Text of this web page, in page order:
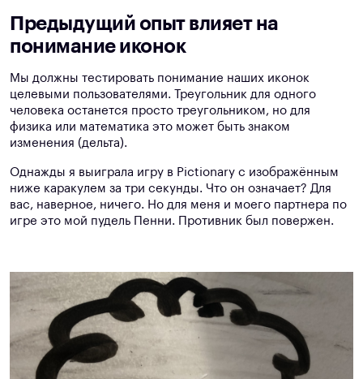
Предыдущий опыт влияет на
понимание иконок
Мы должны тестировать понимание наших иконок
целевыми пользователями. Треугольник для одного
человека останется просто треугольником, но для
физика или математика это может быть знаком
изменения (дельта).
Однажды я выиграла игру в Pictionary с изображённым
ниже каракулем за три секунды. Что он означает? Для
вас, наверное, ничего. Но для меня и моего партнера по
игре это мой пудель Пенни. Противник был повержен.